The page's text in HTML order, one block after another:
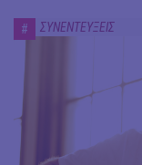
# ΣΥΝΕΝΤΕΥΞΕΙΣ